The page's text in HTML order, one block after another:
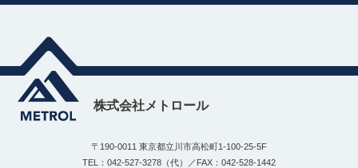
株式会社メトロール
〒190-0011 東京都立川市高松町1-100-25-5F
TEL：042-527-3278（代）／FAX：042-528-1442